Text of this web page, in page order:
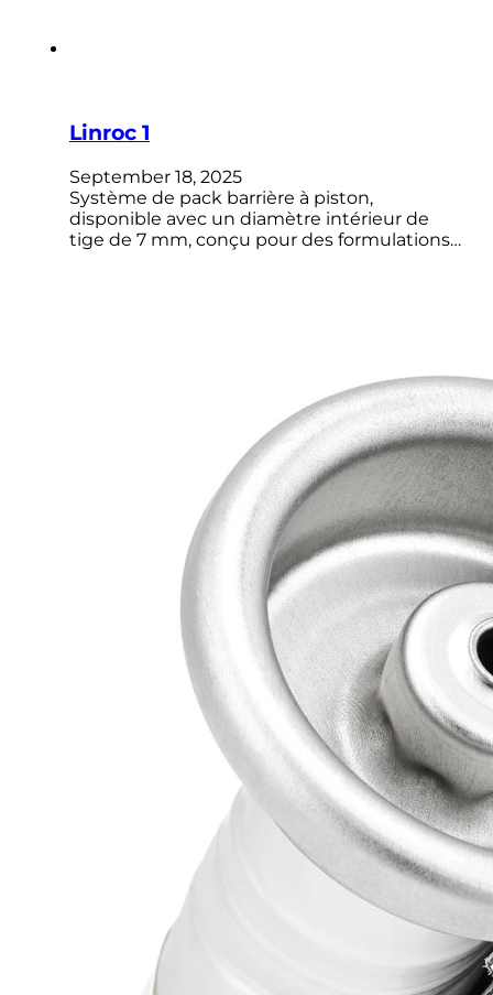
Linroc 1
September 18, 2025
Système de pack barrière à piston,
disponible avec un diamètre intérieur de
tige de 7 mm, conçu pour des formulations…